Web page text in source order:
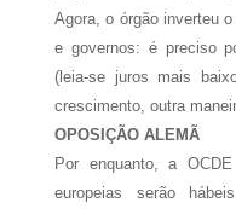
Agora, o órgão inverteu
e governos: é preciso
(leia-se juros mais
crescimento, outra
OPOSIÇÃO ALEMÃ
Por enquanto, a
europeias serão